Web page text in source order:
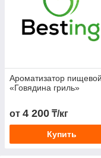
Ароматизатор пищевой
«Говядина гриль»
от 4 200 ₸/кг
Купить